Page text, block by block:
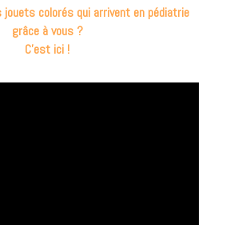
jouets colorés qui arrivent en pédiatrie
grâce à vous ?
C'est ici !